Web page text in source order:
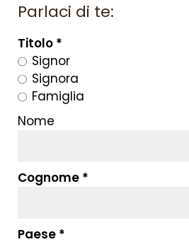
LIVING
SERVICE &
SCOPRIRE
Parlaci di te:
Titolo
Signor
Signora
Famiglia
Nome
Cognome
Paese